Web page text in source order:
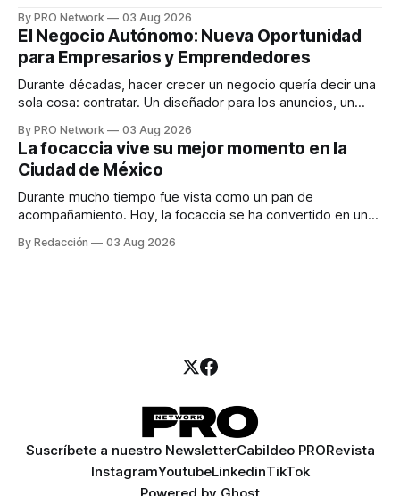
INTERIUS, el problema suele estar en otro lugar. Durante
una entrevista para el podcast SER PRO, el especialista en
marketing digital explicó que
By PRO Network 03 Aug 2026
El Negocio Autónomo: Nueva Oportunidad
para Empresarios y Emprendedores
Durante décadas, hacer crecer un negocio quería decir una
sola cosa: contratar. Un diseñador para los anuncios, un
para los textos, alguien que supiera de publicidad digital
para encontrar prospectos, un vendedor para atender
llamadas y mensajes, y —con suerte— una persona
By PRO Network 03 Aug 2026
La focaccia vive su mejor momento en la
Ciudad de México
Durante mucho tiempo fue vista como un pan de
acompañamiento. Hoy, la focaccia se ha convertido en uno
artesanal, ingredientes de calidad y experiencias que
By Redacción 03 Aug 2026
Suscríbete a nuestro NewsletterCabildeo PRORevista
InstagramYoutubeLinkedinTikTok